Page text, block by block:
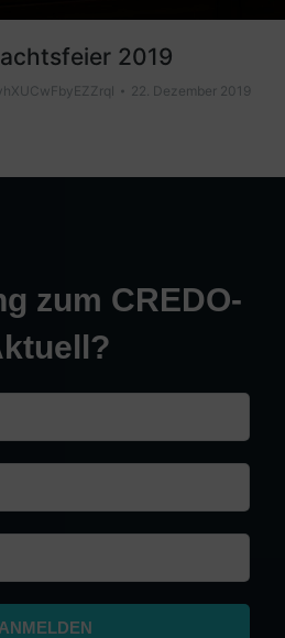
2019
22. Dezember 2019
zum CREDO-